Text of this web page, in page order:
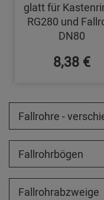
glatt für
RG280 und
DN80
8,38 €
Fallrohre -
Fallrohrbögen
Fallrohrabzweige